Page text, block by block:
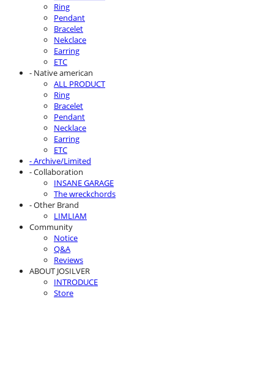
Ring
Pendant
Bracelet
Nekclace
Earring
ETC
- Native american
ALL PRODUCT
Ring
Bracelet
Pendant
Necklace
Earring
ETC
- Archive/Limited
- Collaboration
INSANE GARAGE
The wreckchords
- Other Brand
LIMLIAM
Community
Notice
Q&A
Reviews
ABOUT JOSILVER
INTRODUCE
Store